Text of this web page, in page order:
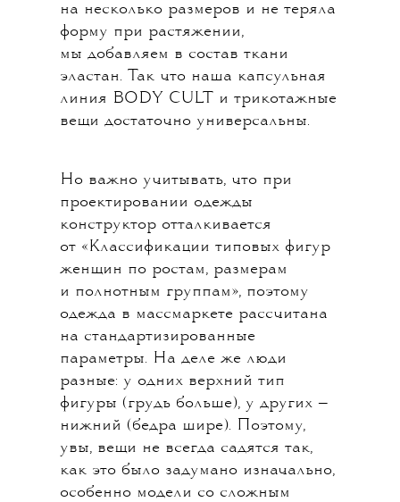
на несколько размеров и не теряла
форму при растяжении,
мы добавляем в состав ткани
эластан. Так что наша капсульная
линия BODY CULT и трикотажные
вещи достаточно универсальны.
Но важно учитывать, что при
проектировании одежды
конструктор отталкивается
от «Классификации типовых фигур
женщин по ростам, размерам
и полнотным группам», поэтому
одежда в массмаркете рассчитана
на стандартизированные
параметры. На деле же люди
разные: у одних верхний тип
фигуры (грудь больше), у других —
нижний (бедра шире). Поэтому,
увы, вещи не всегда садятся так,
как это было задумано изначально,
особенно модели со сложным